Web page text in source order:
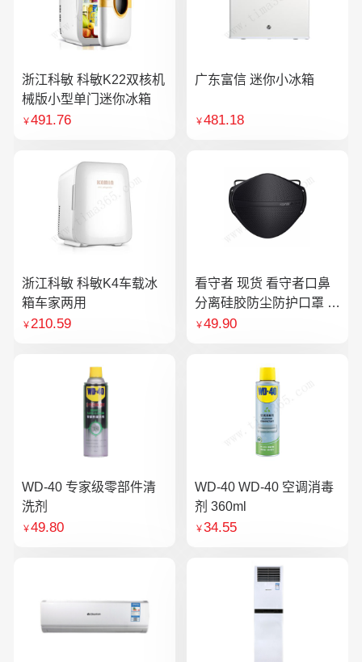
浙江科敏 科敏K22双核机
械版小型单门迷你冰箱
￥491.76
广东富信 迷你小冰箱
￥481.18
浙江科敏 科敏K4车载冰
箱车家两用
￥210.59
看守者 现货 看守者口鼻
分离硅胶防尘防护口罩 1
个口罩含10片滤芯
￥49.90
WD-40 专家级零部件清
洗剂
￥49.80
WD-40 WD-40 空调消毒
剂 360ml
￥34.55